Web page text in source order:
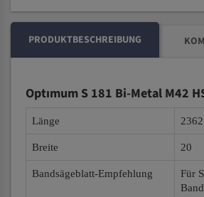
PRODUKTBESCHREIBUNG
Optımum S 181 Bi-Metal M42
Länge 2362
Breite 20
Bandsägeblatt-Empfehlung
Für